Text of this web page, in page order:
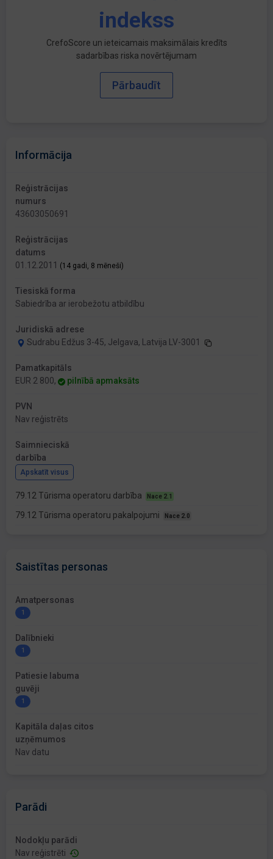
indekss
CrefoScore un ieteicamais maksimālais kredīts
sadarbības riska novērtējumam
Pārbaudīt
Informācija
Reģistrācijas
numurs
43603050691
Reģistrācijas
datums
01.12.2011 (14 gadi, 8 mēneši)
Tiesiskā forma
Sabiedrība ar ierobežotu atbildību
Juridiskā adrese
Sudrabu Edžus 3-45, Jelgava, Latvija LV-3001
Pamatkapitāls
EUR 2 800,
pilnībā apmaksāts
PVN
Nav reģistrēts
Saimnieciskā
darbība
Apskatīt visus
79.12 Tūrisma operatoru darbība Nace 2.1
79.12 Tūrisma operatoru pakalpojumi Nace 2.0
Saistītas personas
Amatpersonas
1
Dalībnieki
1
Patiesie labuma
guvēji
1
Kapitāla daļas citos
uzņēmumos
Nav datu
Parādi
Nodokļu parādi
Nav reģistrēti